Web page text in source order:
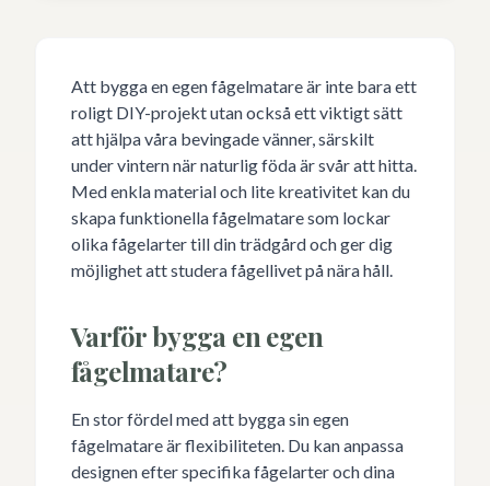
Att bygga en egen fågelmatare är inte bara ett
roligt DIY-projekt utan också ett viktigt sätt
att hjälpa våra bevingade vänner, särskilt
under vintern när naturlig föda är svår att hitta.
Med enkla material och lite kreativitet kan du
skapa funktionella fågelmatare som lockar
olika fågelarter till din trädgård och ger dig
möjlighet att studera fågellivet på nära håll.
Varför bygga en egen
fågelmatare?
En stor fördel med att bygga sin egen
fågelmatare är flexibiliteten. Du kan anpassa
designen efter specifika fågelarter och dina